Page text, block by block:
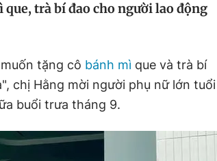
trà bí đao cho người lao động
tặng cô bánh mì que và trà bí
chị Hằng mời người phụ nữ lớn tuổi
buổi trưa tháng 9.